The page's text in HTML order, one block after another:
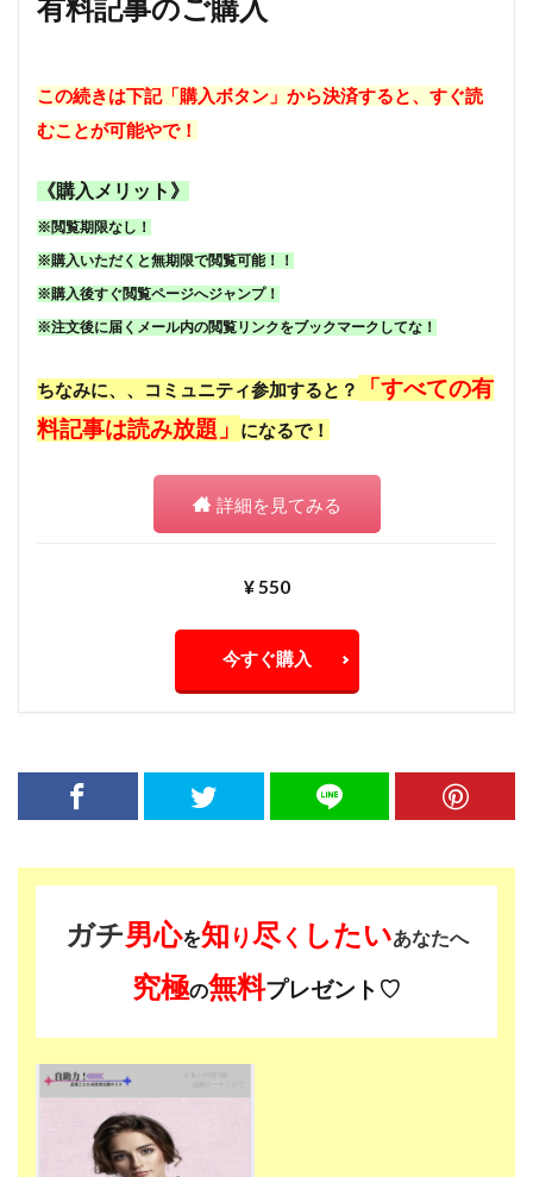
有料記事のご購入
この続きは下記「購入ボタン」から決済すると、すぐ読
むことが可能やで！
《購入メリット》
※閲覧期限なし！
※購入いただくと無期限で閲覧可能！！
※購入後すぐ閲覧ページへジャンプ！
※注文後に届くメール内の閲覧リンクをブックマークしてな！
ちなみに、、コミュニティ参加すると？
「すべての有
料記事は読み放題」
になるで！
詳細を見てみる
¥ 550
今すぐ購入
ガチ男心を知 り尽く したいあなたへ
究極の無料プレゼント♡